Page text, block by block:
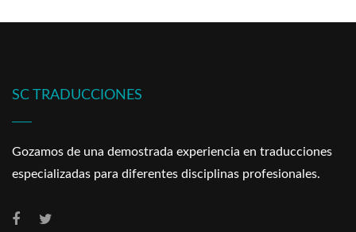
SC TRADUCCIONES
Gozamos de una demostrada experiencia en traducciones
especializadas para diferentes disciplinas profesionales.